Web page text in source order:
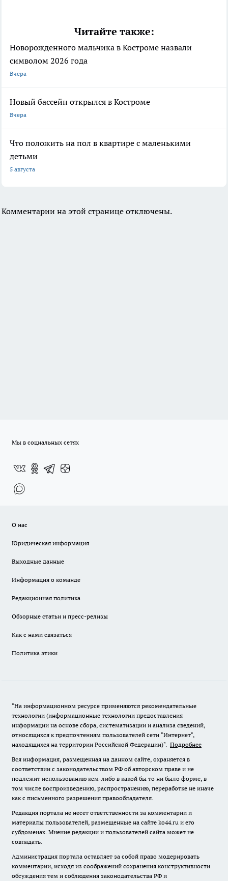
Читайте также:
Новорожденного мальчика в Костроме назвали
символом 2026 года
Вчера
Новый бассейн открылся в Костроме
Вчера
Что положить на пол в квартире с маленькими
детьми
5 августа
Комментарии на этой странице отключены.
Мы в социальных сетях
О нас
Юридическая информация
Выходные данные
Информация о команде
Редакционная политика
Обзорные статьи и пресс-релизы
Как с нами связаться
Политика этики
"На информационном ресурсе применяются рекомендательные
технологии (информационные технологии предоставления
информации на основе сбора, систематизации и анализа сведений,
относящихся к предпочтениям пользователей сети "Интернет",
находящихся на территории Российской Федерации)". Подробнее
Вся информация, размещенная на данном сайте, охраняется в
соответствии с законодательством РФ об авторском праве и не
подлежит использованию кем-либо в какой бы то ни было форме, в
том числе воспроизведению, распространению, переработке не иначе
как с письменного разрешения правообладателя.
Редакция портала не несет ответственности за комментарии и
материалы пользователей, размещенные на сайте ko44.ru и его
субдоменах. Мнение редакции и пользователей сайта может не
совпадать.
Администрация портала оставляет за собой право модерировать
комментарии, исходя из соображений сохранения конструктивности
обсуждения тем и соблюдения законодательства РФ и